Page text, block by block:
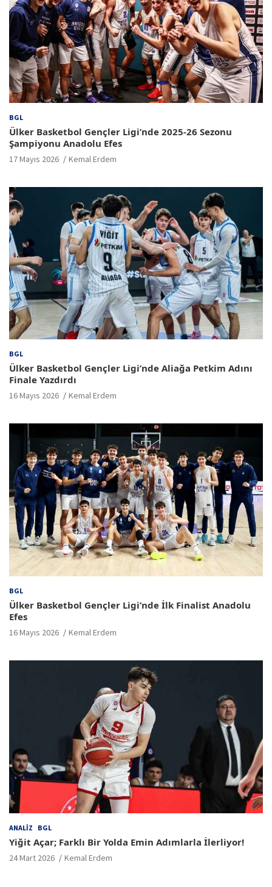
BGL
Ülker Basketbol Gençler Ligi’nde 2025-26 Sezonu
Şampiyonu Anadolu Efes
17 Mayıs 2026 Kemal Erdem
BGL
Ülker Basketbol Gençler Ligi’nde Aliağa Petkim Adını
Finale Yazdırdı
16 Mayıs 2026 Kemal Erdem
BGL
Ülker Basketbol Gençler Ligi’nde İlk Finalist Anadolu
Efes
16 Mayıs 2026 Kemal Erdem
ANALIZ BGL
Yiğit Açar; Farklı Bir Yolda Emin Adımlarla İlerliyor!
24 Mart 2026 Kemal Erdem